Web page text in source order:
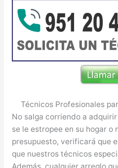
Técnicos Profesionales
No salga corriendo a
se le estropee en su hogar o
presupuesto, verificará que
que nuestros técnicos